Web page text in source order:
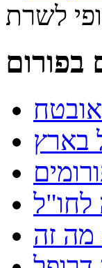
בפורום
בארץ
לחו"ל